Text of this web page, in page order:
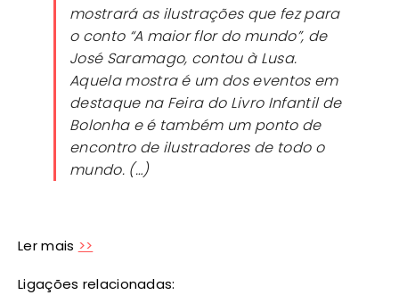
mostrará as ilustrações que fez para
o conto “A maior flor do mundo”, de
José Saramago, contou à Lusa.
Aquela mostra é um dos eventos em
destaque na Feira do Livro Infantil de
Bolonha e é também um ponto de
encontro de ilustradores de todo o
mundo. (…)
Ler mais >>
Ligações relacionadas: